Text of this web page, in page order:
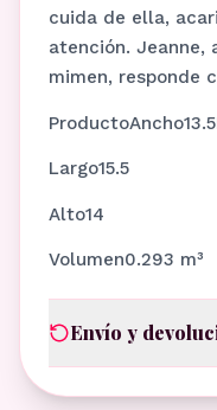
cuida de ella,
atención. Jeanne,
mimen, responde
Largo15.5
Alto14
Volumen0.293 m³
Envío y